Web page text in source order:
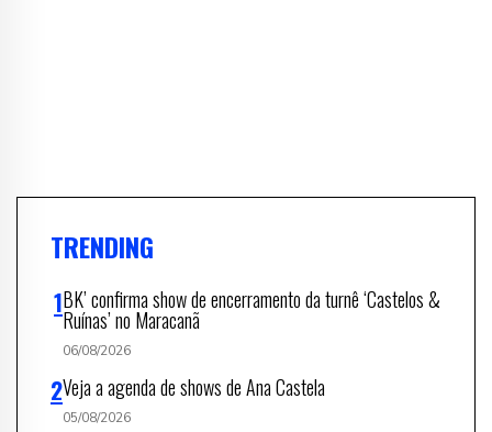
TRENDING
BK’ confirma show de encerramento da turnê ‘Castelos &
Ruínas’ no Maracanã
06/08/2026
Veja a agenda de shows de Ana Castela
05/08/2026